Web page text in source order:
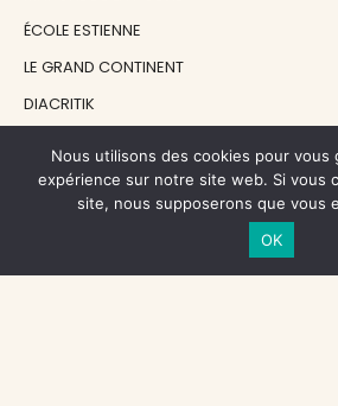
ÉCOLE ESTIENNE
LE GRAND CONTINENT
DIACRITIK
NOS SOUTIENS
CENTRE NATIONAL DU LIVRE
Nous utilisons des cookies pour vous
expérience sur notre site web. Si vous
site, nous supposerons que vous
OK